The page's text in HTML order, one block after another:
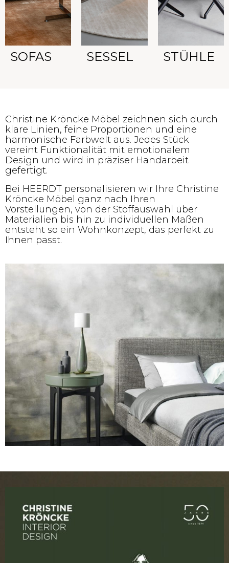
SOFAS SESSEL STÜHLE
Christine Kröncke Möbel zeichnen sich durch
klare Linien, feine Proportionen und eine
harmonische Farbwelt aus. Jedes Stück
vereint Funktionalität mit emotionalem
Design und wird in präziser Handarbeit
gefertigt.
Bei HEERDT personalisieren wir Ihre Christine
Kröncke Möbel ganz nach Ihren
Vorstellungen, von der Stoffauswahl über
Materialien bis hin zu individuellen Maßen
entsteht so ein Wohnkonzept, das perfekt zu
Ihnen passt.